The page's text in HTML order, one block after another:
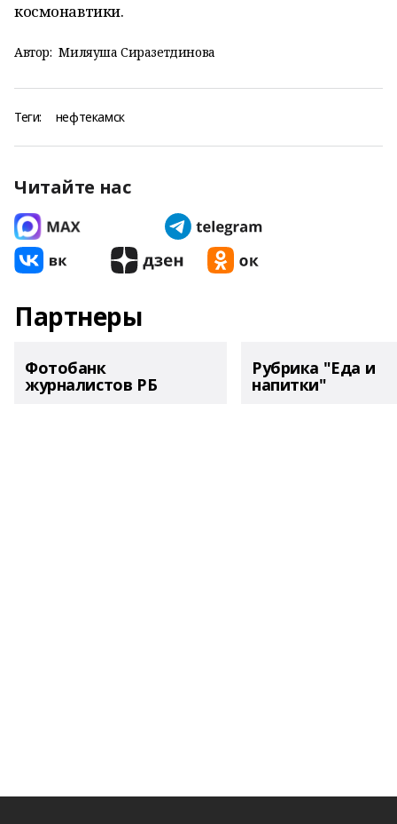
космонавтики.
Автор: Миляуша Сиразетдинова
Теги: нефтекамск
Читайте нас
Партнеры
Фотобанк
журналистов РБ
Рубрика "Еда и
напитки"